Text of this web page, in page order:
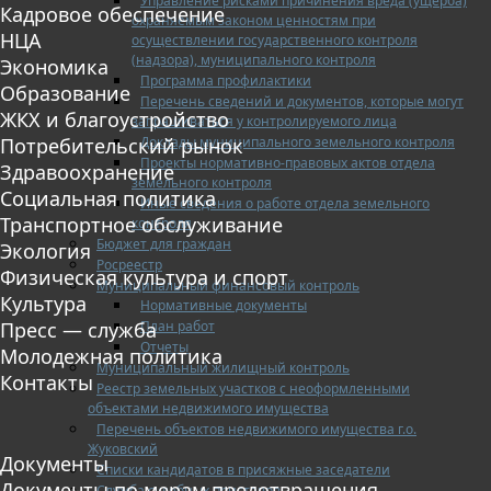
охраняемым законом ценностям при
осуществлении государственного контроля
(надзора), муниципального контроля
Программа профилактики
Перечень сведений и документов, которые могут
запрашиваться у контролируемого лица
Доклады муниципального земельного контроля
Проекты нормативно-правовых актов отдела
земельного контроля
Иные сведения о работе отдела земельного
контроля
Бюджет для граждан
Росреестр
Муниципальный финансовый контроль
Нормативные документы
План работ
Отчеты
Муниципальный жилищный контроль
Реестр земельных участков с неоформленными
объектами недвижимого имущества
Перечень объектов недвижимого имущества г.о.
Жуковский
Списки кандидатов в присяжные заседатели
Кадровое обеспечение
НЦА
Экономика
Образование
ЖКХ и благоустройство
Потребительский рынок
Здравоохранение
Социальная политика
Транспортное обслуживание
Экология
Физическая культура и спорт
Культура
Пресс — служба
Молодежная политика
Контакты
Документы